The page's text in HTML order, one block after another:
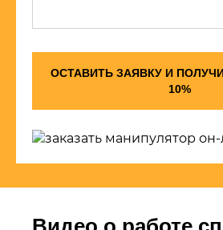
ОСТАВИТЬ ЗАЯВКУ И
10%